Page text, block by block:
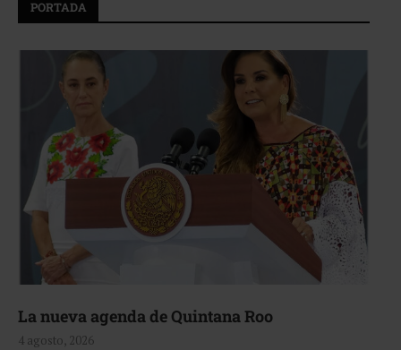
PORTADA
La nueva agenda de Quintana Roo
4 agosto, 2026